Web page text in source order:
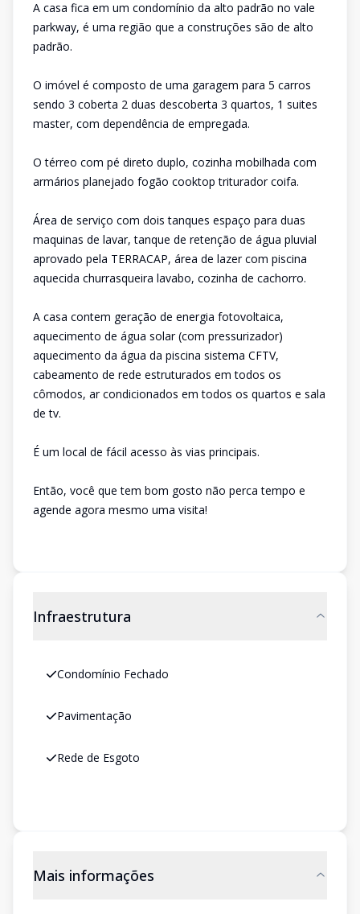
A casa fica em um condomínio da alto padrão no vale
parkway, é uma região que a construções são de alto
padrão.
O imóvel é composto de uma garagem para 5 carros
sendo 3 coberta 2 duas descoberta 3 quartos, 1 suites
master, com dependência de empregada.
O térreo com pé direto duplo, cozinha mobilhada com
armários planejado fogão cooktop triturador coifa.
Área de serviço com dois tanques espaço para duas
maquinas de lavar, tanque de retenção de água pluvial
aprovado pela TERRACAP, área de lazer com piscina
aquecida churrasqueira lavabo, cozinha de cachorro.
A casa contem geração de energia fotovoltaica,
aquecimento de água solar (com pressurizador)
aquecimento da água da piscina sistema CFTV,
cabeamento de rede estruturados em todos os
cômodos, ar condicionados em todos os quartos e sala
de tv.
É um local de fácil acesso às vias principais.
Então, você que tem bom gosto não perca tempo e
agende agora mesmo uma visita!
Infraestrutura
Condomínio Fechado
Pavimentação
Rede de Esgoto
Mais informações